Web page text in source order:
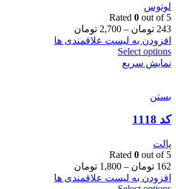
لوتوس
Rated 0 out of 5
243 تومان –
2,700 تومان
افزودن به لیست علاقمندی ها
Select options
نمایش سریع
بستن
کد 1118
پالت
Rated 0 out of 5
162 تومان –
1,800 تومان
افزودن به لیست علاقمندی ها